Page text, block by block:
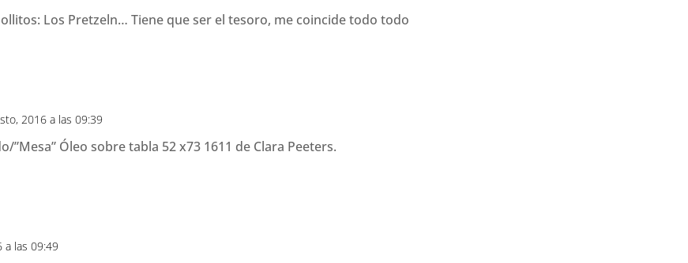
Los Pretzeln… Tiene que ser el tesoro, me coincide todo todo
2016 a las 09:39
Óleo sobre tabla 52 x73 1611 de Clara Peeters.
a las 09:49